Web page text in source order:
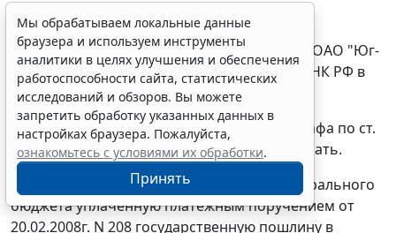
ПОСТАНОВИЛ:
Производство по делу в части взыскания с ОАО "Юг-
Инвестбанк" налоговых санкций пост. 132
НК РФ в
размере 50 000 руб. прекратить.
Во взыскании с ОАО "Юг-Инвестбанк" штрафа по ст.
134НК РФ в размере 2 895 269,52 руб. отказать.
Возвратить ОАО "Юг-Инвестбанк" из федерального
бюджета уплаченную платежным поручением от
20.02.2008г. N 208 государственную пошлину в
Мы обрабатываем локальные данные
браузера и используем инструменты
аналитики в целях улучшения и обеспечения
работоспособности сайта, статистических
исследований и обзоров. Вы можете
запретить обработку указанных данных в
настройках браузера. Пожалуйста,
ознакомьтесь с условиями их обработки.
Принять